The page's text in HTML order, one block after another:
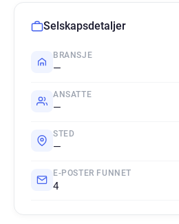
Selskapsdetaljer
BRANSJE
—
ANSATTE
—
STED
—
E-POSTER FUNNET
4